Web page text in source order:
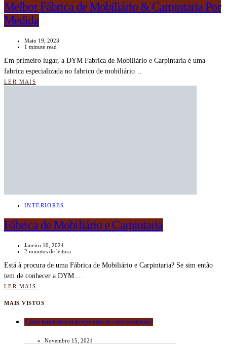
Melhor Fábrica de Mobiliário & Carpintaria Por
Medida
Maio 19, 2023
1 minute read
Em primeiro lugar, a DYM Fabrica de Mobiliário e Carpintaria é uma
fabrica especializada no fabrico de mobiliário…
LER MAIS
INTERIORES
Fábrica de Mobiliário e Carpintaria
Janeiro 10, 2024
2 minutos de leitura
Está à procura de uma Fábrica de Mobiliário e Carpintaria? Se sim então
tem de conhecer a DYM.…
LER MAIS
MAIS VISTOS
Como funciona um recuperador de calor ventilado?
Novembro 15, 2021